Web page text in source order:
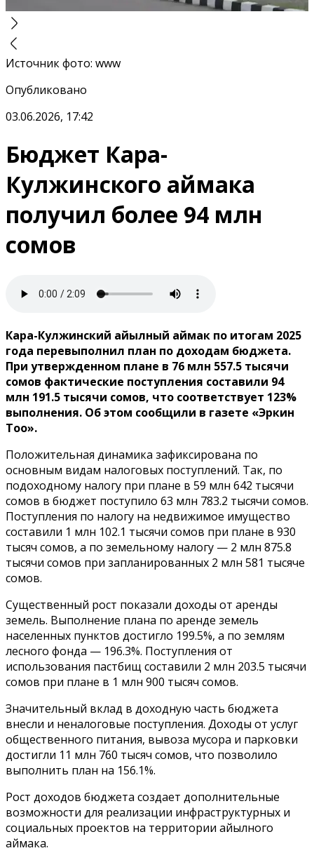
Источник фото: www
Опубликовано
03.06.2026, 17:42
Бюджет Кара-
Кулжинского аймака
получил более 94 млн
сомов
Кара-Кулжинский айылный аймак по итогам 2025
года перевыполнил план по доходам бюджета.
При утвержденном плане в 76 млн 557.5 тысячи
сомов фактические поступления составили 94
млн 191.5 тысячи сомов, что соответствует 123%
выполнения. Об этом сообщили в газете «Эркин
Тоо».
Положительная динамика зафиксирована по
основным видам налоговых поступлений. Так, по
подоходному налогу при плане в 59 млн 642 тысячи
сомов в бюджет поступило 63 млн 783.2 тысячи сомов.
Поступления по налогу на недвижимое имущество
составили 1 млн 102.1 тысячи сомов при плане в 930
тысяч сомов, а по земельному налогу — 2 млн 875.8
тысячи сомов при запланированных 2 млн 581 тысяче
сомов.
Существенный рост показали доходы от аренды
земель. Выполнение плана по аренде земель
населенных пунктов достигло 199.5%, а по землям
лесного фонда — 196.3%. Поступления от
использования пастбищ составили 2 млн 203.5 тысячи
сомов при плане в 1 млн 900 тысяч сомов.
Значительный вклад в доходную часть бюджета
внесли и неналоговые поступления. Доходы от услуг
общественного питания, вывоза мусора и парковки
достигли 11 млн 760 тысяч сомов, что позволило
выполнить план на 156.1%.
Рост доходов бюджета создает дополнительные
возможности для реализации инфраструктурных и
социальных проектов на территории айылного
аймака.